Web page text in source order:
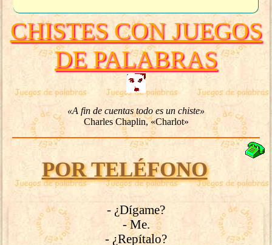
CHISTES CON JUEGOS
DE PALABRAS
«A fin de cuentas todo es un chiste»
Charles Chaplin, «Charlot»
POR TELÉFONO
- ¿Dígame?
- Me.
- ¿Repítalo?